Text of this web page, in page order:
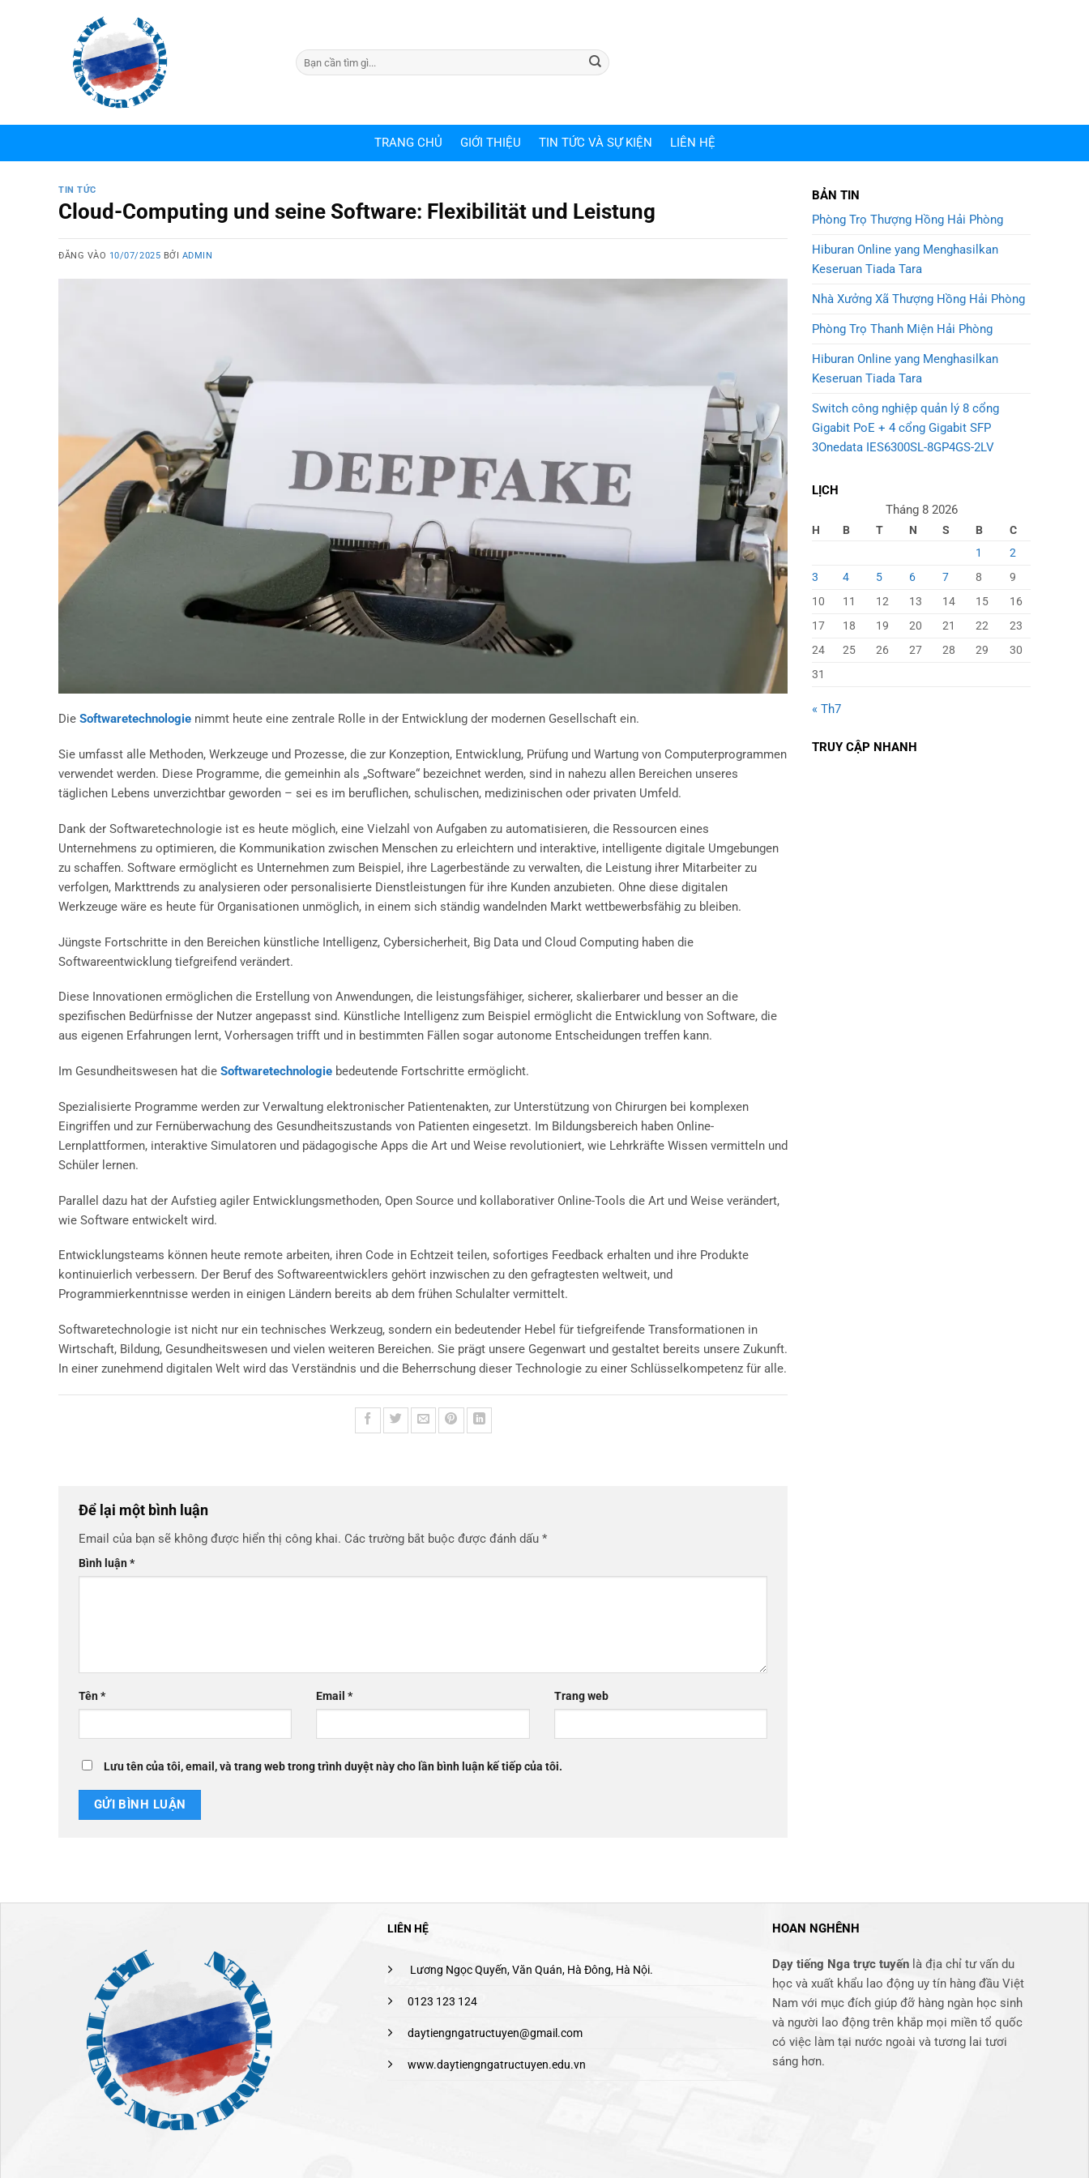
TRANG CHỦ GIỚI THIỆU TIN TỨC VÀ SỰ KIỆN LIÊN HỆ
TIN TỨC
Cloud-Computing und seine Software: Flexibilität und Leistung
ĐĂNG VÀO 10/07/2025 BỞI ADMIN
Die Softwaretechnologie nimmt heute eine zentrale Rolle in der Entwicklung der modernen Gesellschaft ein.
Sie umfasst alle Methoden, Werkzeuge und Prozesse, die zur Konzeption, Entwicklung, Prüfung und Wartung von Computerprogrammen
verwendet werden. Diese Programme, die gemeinhin als „Software“ bezeichnet werden, sind in nahezu allen Bereichen unseres
täglichen Lebens unverzichtbar geworden – sei es im beruflichen, schulischen, medizinischen oder privaten Umfeld.
Dank der Softwaretechnologie ist es heute möglich, eine Vielzahl von Aufgaben zu automatisieren, die Ressourcen eines
Unternehmens zu optimieren, die Kommunikation zwischen Menschen zu erleichtern und interaktive, intelligente digitale Umgebungen
zu schaffen. Software ermöglicht es Unternehmen zum Beispiel, ihre Lagerbestände zu verwalten, die Leistung ihrer Mitarbeiter zu
verfolgen, Markttrends zu analysieren oder personalisierte Dienstleistungen für ihre Kunden anzubieten. Ohne diese digitalen
Werkzeuge wäre es heute für Organisationen unmöglich, in einem sich ständig wandelnden Markt wettbewerbsfähig zu bleiben.
Jüngste Fortschritte in den Bereichen künstliche Intelligenz, Cybersicherheit, Big Data und Cloud Computing haben die
Softwareentwicklung tiefgreifend verändert.
Diese Innovationen ermöglichen die Erstellung von Anwendungen, die leistungsfähiger, sicherer, skalierbarer und besser an die
spezifischen Bedürfnisse der Nutzer angepasst sind. Künstliche Intelligenz zum Beispiel ermöglicht die Entwicklung von Software, die
aus eigenen Erfahrungen lernt, Vorhersagen trifft und in bestimmten Fällen sogar autonome Entscheidungen treffen kann.
Im Gesundheitswesen hat die Softwaretechnologie bedeutende Fortschritte ermöglicht.
Spezialisierte Programme werden zur Verwaltung elektronischer Patientenakten, zur Unterstützung von Chirurgen bei komplexen
Eingriffen und zur Fernüberwachung des Gesundheitszustands von Patienten eingesetzt. Im Bildungsbereich haben Online-
Lernplattformen, interaktive Simulatoren und pädagogische Apps die Art und Weise revolutioniert, wie Lehrkräfte Wissen vermitteln und
Schüler lernen.
Parallel dazu hat der Aufstieg agiler Entwicklungsmethoden, Open Source und kollaborativer Online-Tools die Art und Weise verändert,
wie Software entwickelt wird.
Entwicklungsteams können heute remote arbeiten, ihren Code in Echtzeit teilen, sofortiges Feedback erhalten und ihre Produkte
kontinuierlich verbessern. Der Beruf des Softwareentwicklers gehört inzwischen zu den gefragtesten weltweit, und
Programmierkenntnisse werden in einigen Ländern bereits ab dem frühen Schulalter vermittelt.
Softwaretechnologie ist nicht nur ein technisches Werkzeug, sondern ein bedeutender Hebel für tiefgreifende Transformationen in
Wirtschaft, Bildung, Gesundheitswesen und vielen weiteren Bereichen. Sie prägt unsere Gegenwart und gestaltet bereits unsere Zukunft.
In einer zunehmend digitalen Welt wird das Verständnis und die Beherrschung dieser Technologie zu einer Schlüsselkompetenz für alle.
Để lại một bình luận
Email của bạn sẽ không được hiển thị công khai. Các trường bắt buộc được đánh dấu *
Bình luận*
Tên* Email* Trang web
Lưu tên của tôi, email, và trang web trong trình duyệt này cho lần bình luận kế tiếp của tôi.
BẢN TIN
Phòng Trọ Thượng Hồng Hải Phòng
Hiburan Online yang Menghasilkan
Keseruan Tiada Tara
Nhà Xưởng Xã Thượng Hồng Hải Phòng
Phòng Trọ Thanh Miện Hải Phòng
Hiburan Online yang Menghasilkan
Keseruan Tiada Tara
Switch công nghiệp quản lý 8 cổng
Gigabit PoE + 4 cổng Gigabit SFP
3Onedata IES6300SL-8GP4GS-2LV
LỊCH
Tháng 8 2026
H B T N S B
C
1
2
3
4 5 6 7 8
9
10
11 12 13 14 15
16
17
18 19 20 21 22
23
24
25 26 27 28 29
30
31
« Th7
TRUY CẬP NHANH
LIÊN HỆ
Lương Ngọc Quyến, Văn Quán, Hà Đông, Hà Nội.
0123 123 124
daytiengngatructuyen@gmail.com
www.daytiengngatructuyen.edu.vn
HOAN NGHÊNH
Dạy tiếng Nga trực tuyến là địa chỉ tư vấn du
học và xuất khẩu lao động uy tín hàng đầu Việt
Nam với mục đích giúp đỡ hàng ngàn học sinh
và người lao động trên khắp mọi miền tổ quốc
có việc làm tại nước ngoài và tương lai tươi
sáng hơn​.